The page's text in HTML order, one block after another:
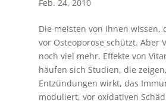
Feb. 24, 2010
Die meisten von Ihnen wissen,
vor Osteoporose schützt. Aber
noch viel mehr. Effekte von
häufen sich Studien, die
Entzündungen wirkt, das
moduliert, vor oxidativen